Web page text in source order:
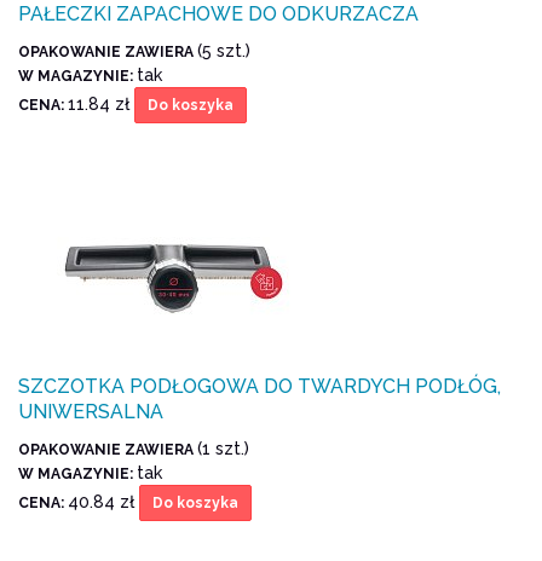
PAŁECZKI ZAPACHOWE DO ODKURZACZA
OPAKOWANIE ZAWIERA (5 szt.)
W MAGAZYNIE: tak
CENA: 11.84 zł Do koszyka
SZCZOTKA PODŁOGOWA DO TWARDYCH PODŁÓG,
UNIWERSALNA
OPAKOWANIE ZAWIERA (1 szt.)
W MAGAZYNIE: tak
CENA: 40.84 zł Do koszyka